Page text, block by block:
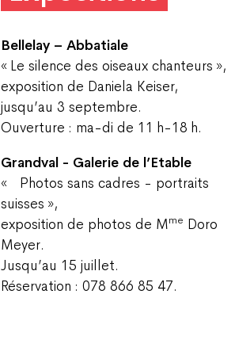
Bellelay – Abbatiale
« Le silence des oiseaux chanteurs »,
exposition de Daniela Keiser,
jusqu’au 3 septembre.
Ouverture : ma-di de 11 h-18 h.
Grandval - Galerie de l’Etable
« Photos sans cadres - portraits
suisses »,
exposition de photos de Mme Doro
Meyer.
Jusqu’au 15 juillet.
Réservation : 078 866 85 47.